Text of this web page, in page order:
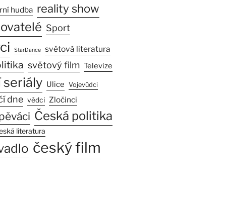
hudba reality show
Sport
StarDance světová literatura
světový film Televize
Ulice Vojevůdci
dne vědci Zločinci
Česká politika
literatura
český film